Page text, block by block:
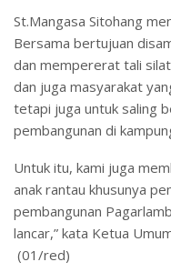
St.Mangasa Sitohang
Bersama bertujuan
dan mempererat tali
dan juga masyarakat
tetapi juga untuk saling
pembangunan di
Untuk itu, kami juga
anak rantau khusunya
pembangunan
lancar,” kata Ketua
(01/red)